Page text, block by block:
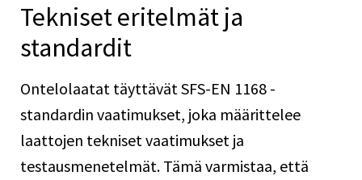
Tekniset eritelmät ja
standardit
Ontelolaatat täyttävät SFS-EN 1168 -
standardin vaatimukset, joka määrittelee
laattojen tekniset vaatimukset ja
testausmenetelmät. Tämä varmistaa, että